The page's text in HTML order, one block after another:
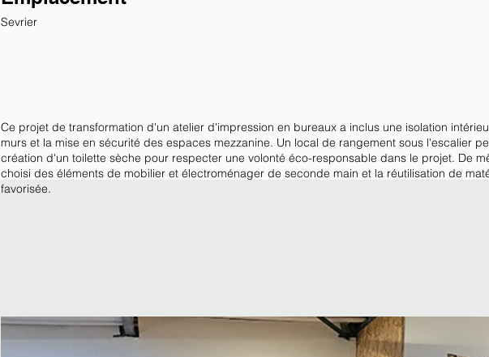
Sevrier
Ce projet de transformation d'un atelier d'impression en bureaux a inclus une isolation
murs et la mise en sécurité des espaces mezzanine. Un local de rangement sous l'escalier
création d'un toilette sèche pour respecter une volonté éco-responsable dans le projet. De
choisi des éléments de mobilier et électroménager de seconde main et la réutilisation de
favorisée.